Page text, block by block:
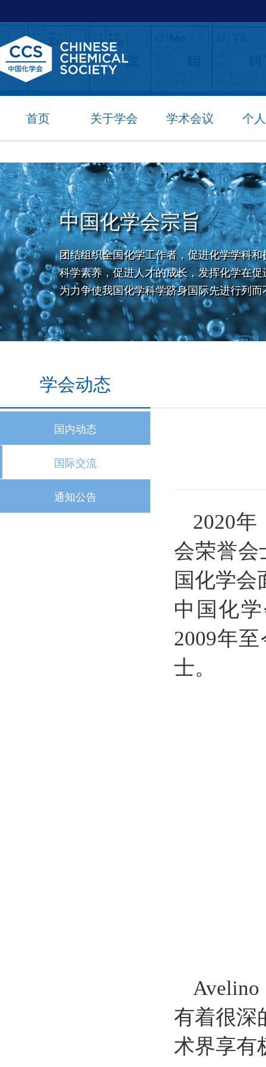
首页 关于学会 学术会议 个
中国化学会宗旨
团结组织全国化学工作者，促进化学学科
科学素养，促进人才的成长，发挥化学在
为力争使我国化学科学跻身国际先进行列
学会动态
国内动态
国际交流
通知公告
2020
会荣誉会
国化学会
中国化
2009年
士。
有着很深
术界享有